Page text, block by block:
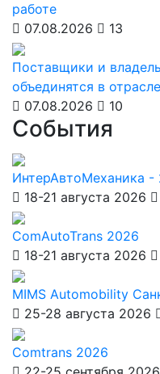
работе
07.08.2026
13
Поставщики и
объединятся в
07.08.2026
10
События
ИнтерАвтоМеханика -
18-21 августа 2026
ComAutoTrans 2026
18-21 августа 2026
MIMS Automobility
25-28 августа 2026
Comtrans 2026